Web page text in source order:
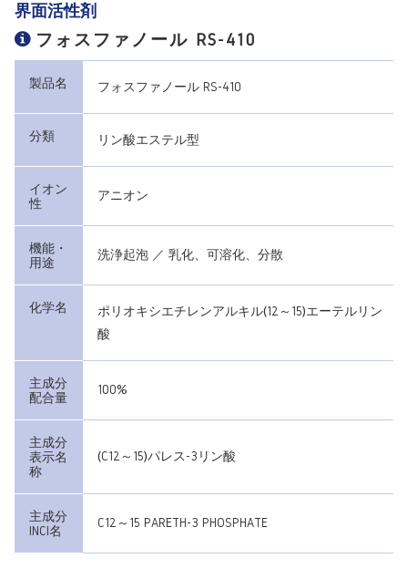
界面活性剤
フォスファノール RS-410
製品名 フォスファノール RS-410
分類 リン酸エステル型
イオン
性
アニオン
機能・
用途
洗浄起泡 ／ 乳化、可溶化、分散
化学名
ポリオキシエチレンアルキル(12～15)エーテルリン
酸
主成分
配合量
100%
主成分
表示名
称
(C12～15)パレス-3リン酸
主成分
INCI名
C12～15 PARETH-3 PHOSPHATE